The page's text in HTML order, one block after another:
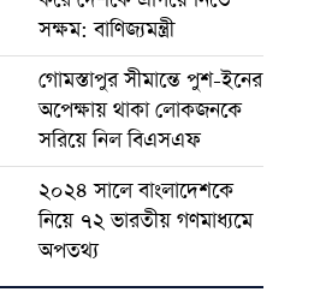
সক্ষম: বাণিজ্যমন্ত্রী
গোমস্তাপুর সীমান্তে পুশ-ইনের
অপেক্ষায় থাকা লোকজনকে
সরিয়ে নিল বিএসএফ
২০২৪ সালে বাংলাদেশকে
নিয়ে ৭২ ভারতীয় গণমাধ্যমে
অপতথ্য